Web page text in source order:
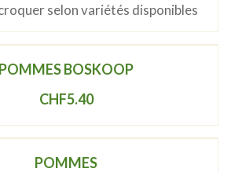
selon variétés disponibles
POMMES BOSKOOP
CHF5.40
POMMES